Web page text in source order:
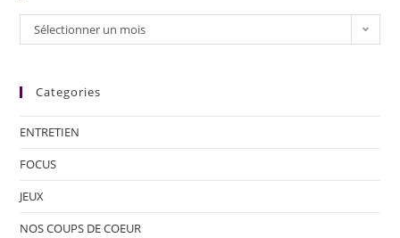
Sélectionner un mois
Categories
ENTRETIEN
FOCUS
JEUX
NOS COUPS DE COEUR